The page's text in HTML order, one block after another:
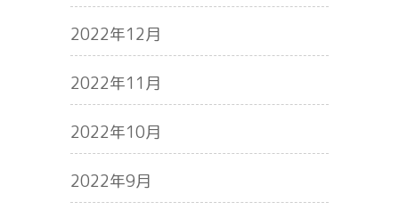
2022年12月
2022年11月
2022年10月
2022年9月